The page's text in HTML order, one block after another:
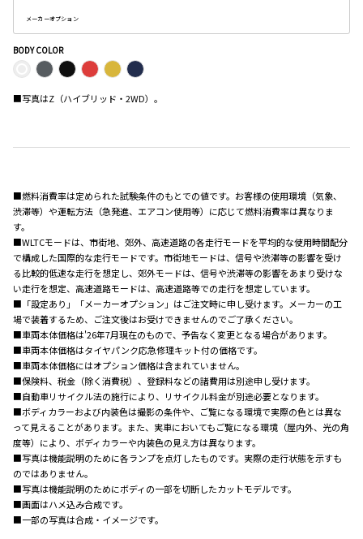
メーカーオプション
BODY COLOR
■写真はZ（ハイブリッド・2WD）。
■燃料消費率は定められた試験条件のもとでの値です。お客様の使用環境（気象、
渋滞等）や運転方法（急発進、エアコン使用等）に応じて燃料消費率は異なりま
す。
■WLTCモードは、市街地、郊外、高速道路の各走行モードを平均的な使用時間配分
で構成した国際的な走行モードです。市街地モードは、信号や渋滞等の影響を受け
る比較的低速な走行を想定し、郊外モードは、信号や渋滞等の影響をあまり受けな
い走行を想定、高速道路モードは、高速道路等での走行を想定しています。
■「設定あり」「メーカーオプション」はご注文時に申し受けます。メーカーの工
場で装着するため、ご注文後はお受けできませんのでご了承ください。
■車両本体価格は'26年7月現在のもので、予告なく変更となる場合があります。
■車両本体価格はタイヤパンク応急修理キット付の価格です。
■車両本体価格にはオプション価格は含まれていません。
■保険料、税金（除く消費税）、登録料などの諸費用は別途申し受けます。
■自動車リサイクル法の施行により、リサイクル料金が別途必要となります。
■ボディカラーおよび内装色は撮影の条件や、ご覧になる環境で実際の色とは異な
って見えることがあります。また、実車においてもご覧になる環境（屋内外、光の角
度等）により、ボディカラーや内装色の見え方は異なります。
■写真は機能説明のために各ランプを点灯したものです。実際の走行状態を示すも
のではありません。
■写真は機能説明のためにボディの一部を切断したカットモデルです。
■画面はハメ込み合成です。
■一部の写真は合成・イメージです。